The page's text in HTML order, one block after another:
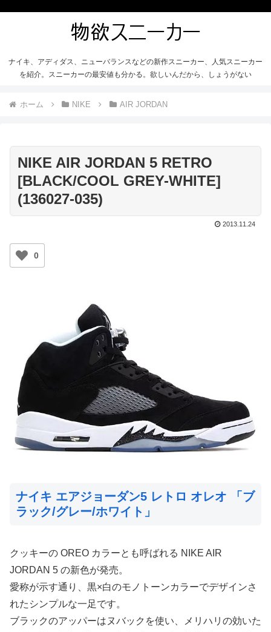
ナイキ、アディダス、ニューバランスなどの新作スニーカー、人気スニーカー
を紹介。スニーカーの最安値も分かる。欲しいんだから、しょうがない
ホーム NIKE AIR JORDAN
NIKE AIR JORDAN 5 RETRO
[BLACK/COOL GREY-WHITE]
(136027-035)
2013.11.24
0
ナイキ エアジョーダン5 レトロ オレオ 「ブ
ラック/グレー/ホワイト」
クッキーの OREO カラーとも呼ばれる NIKE AIR
JORDAN 5 の新色が発売。
愛称が示す通り、黒×白のモノトーンカラーでデザインさ
れたシンプルな一足です。
ブラックのアッパーはヌバックを使い、メリハリの効いた